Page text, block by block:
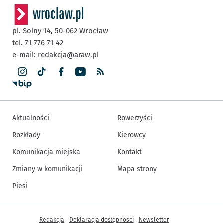
pl. Solny 14, 50-062 Wrocław
tel. 71 776 71 42
e-mail: redakcja@araw.pl
Aktualności
Rozkłady
Komunikacja miejska
Zmiany w komunikacji
Piesi
Rowerzyści
Kierowcy
Kontakt
Mapa strony
Inne informacje
Redakcja Deklaracja dostępności Newsletter